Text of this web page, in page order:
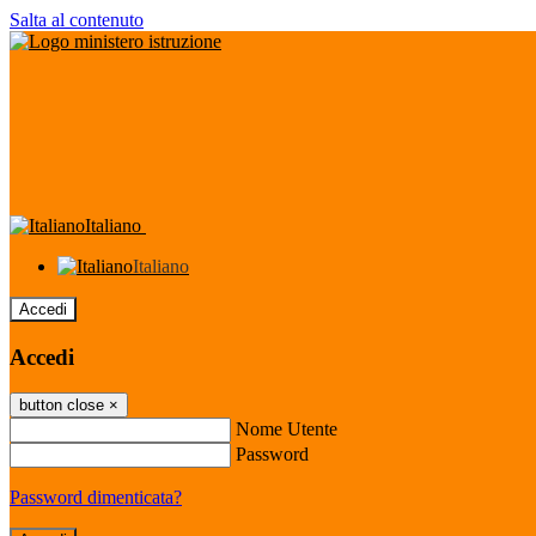
Salta al contenuto
Italiano
Italiano
Accedi
Accedi
button close ×
Nome Utente
Password
Password dimenticata?